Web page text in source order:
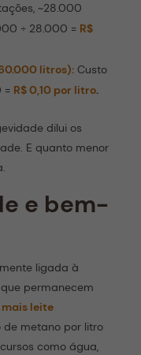
~28.000
÷ 28.000 = R$
litros): Custo
= R$ 0,10 por litro.
dilui os
E quanto menor
e bem-
ligada à
permanecem
leite
de metano por litro
como água,